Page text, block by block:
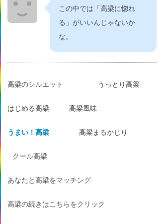
この中では「高梁に惚れ
る」がいいんじゃないか
な。
高梁のシルエット うっとり高梁
はじめる高梁 高梁風味
うまい！高梁 高梁まるかじり
クール高梁
あなたと高梁をマッチング
高梁の続きはこちらをクリック